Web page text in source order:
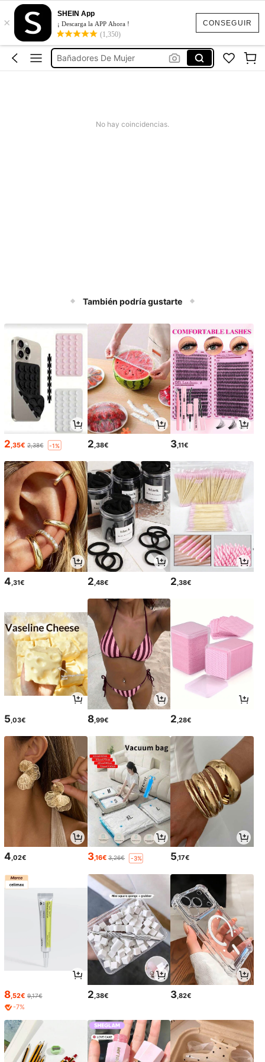
CONSEGUIR
×
SHEIN App
¡ Descarga la APP Ahora !
(1,350)
Vestido Verano Mujer
Bikinis Mujer
Bañadores De Mujer
Missguided
No hay coincidencias.
También podría gustarte
2 ,35€ 2,38€ -1% 2 ,38€ 3,11€
4,31€ 2,48€ 2,38€
5,03€ 8,99€ 2,28€
4,02€ 3,16€ 3,26€ -3% 5,17€
8 ,52€ 9,17€
-7%
2 ,38€ 3 ,82€